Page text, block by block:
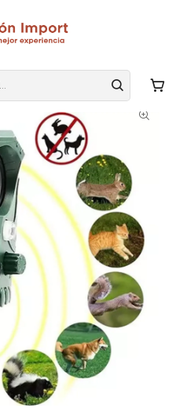
Jardín
Con Sensor 12m